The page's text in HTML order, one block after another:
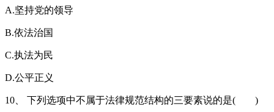
A.坚持党的领导
B.依法治国
C.执法为民
D.公平正义
10、 下列选项中不属于法律规范结构的三要素说的是( )